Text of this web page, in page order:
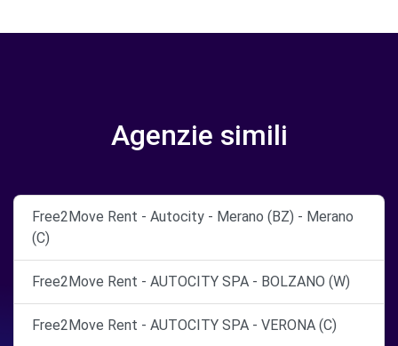
Agenzie simili
Free2Move Rent - Autocity - Merano (BZ) - Merano
(C)
Free2Move Rent - AUTOCITY SPA - BOLZANO (W)
Free2Move Rent - AUTOCITY SPA - VERONA (C)